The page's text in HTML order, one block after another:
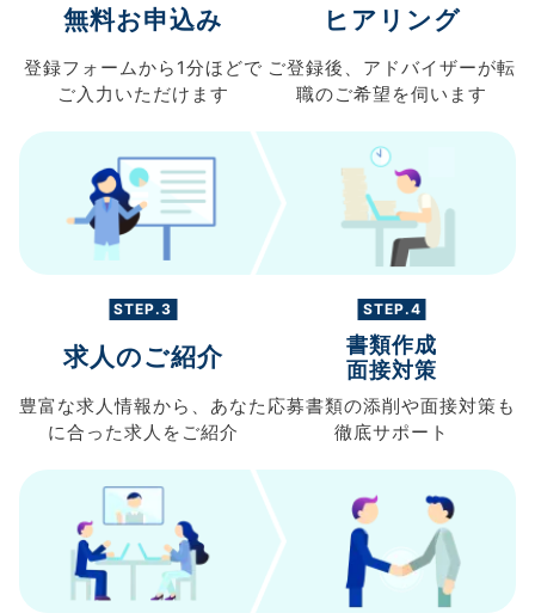
無料お申込み
登録フォームから 1分ほどで
ご入力 いただけます
ヒアリング
ご登録後、 アドバイザーが転
職のご希望を伺います
STEP.3
求人のご紹介
豊富な求人情報から、 あなた
に合った求人を ご紹介
STEP.4
書類作成
面接対策
応募書類の添削や面接対策も
徹底サポート